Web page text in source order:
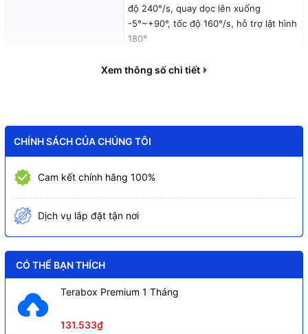
Hỗ trợ
độ 240°/s, quay dọc lên xuống
-5°~+90°, tốc độ 160°/s, hỗ trợ lật hình
180°
Cài đặt trước 300 điểm (Preset), 5
khuôn mẫu (Pattern), 8 hành trình
lại các cài đặt trước khi có thao tác điều
khiển (Idle Motion).
3.0 - Phân biệt người và xe, Hỗ trợ phát
hiện khuôn mặt, Auto Tracking 1.0,
Phát hiện tụ tập, lãng vãng, phát hiện
rơi, bị lấy mất, bảo vệ vành đai...
Tên miền miễn phí SmartDDNS.TV,
Xem thông số chi tiết
CHÍNH SÁCH CỦA CHÚNG TÔI
Cam kết chính hãng 100%
Dịch vụ lắp đặt tận nơi
CÓ THỂ BẠN THÍCH
Terabox Premium 1 Tháng
131.533₫